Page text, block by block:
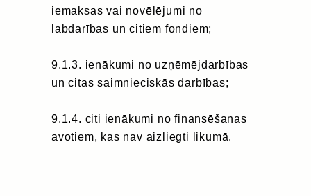
iemaksas vai novēlējumi no
labdarības un citiem fondiem;
9.1.3. ienākumi no uzņēmējdarbības
un citas saimnieciskās darbības;
9.1.4. citi ienākumi no finansēšanas
avotiem, kas nav aizliegti likumā.